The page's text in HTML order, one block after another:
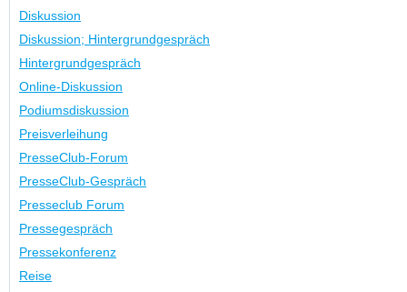
Diskussion
Diskussion; Hintergrundgespräch
Hintergrundgespräch
Online-Diskussion
Podiumsdiskussion
Preisverleihung
PresseClub-Forum
PresseClub-Gespräch
Presseclub Forum
Pressegespräch
Pressekonferenz
Reise